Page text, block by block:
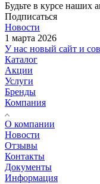
Будьте в курсе наших
Подписаться
Новости
1 марта 2026
У нас новый сайт и
Каталог
Акции
Услуги
Бренды
Компания
О компании
Новости
Отзывы
Контакты
Документы
Информация